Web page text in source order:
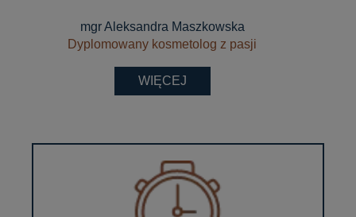
mgr Aleksandra Maszkowska
Dyplomowany kosmetolog z pasji
WIĘCEJ